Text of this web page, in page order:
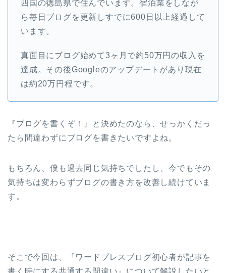
四国の徳島県で住んでいます。宿泊業をしなが
ら毎日ブログを更新しすでに600日以上経過して
います。
真面目にブログ始めて3ヶ月で約50万円の収入を
達成。その後Googleのアップデートがあり現在
は約20万円程です。
『ブログを書くぞ！』と決めたのなら、せっかくだっ
たら間違わずにブログを書きたいですよね。
もちろん、僕も過去同じ気持ちでしたし、今でもその
気持ちは変わらずブログの書き方を改善し続けていま
す。
そこで今回は、『ワードプレスブログ初心者が記事を
書く時にする共通する間違い』について解説したいと